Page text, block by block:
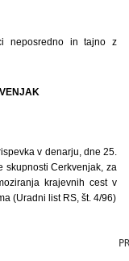
neposredno in tajno z
v denarju, dne 25.
skupnosti Cerkvenjak, za
krajevnih cest v
(Uradni list RS, št. 4/96)